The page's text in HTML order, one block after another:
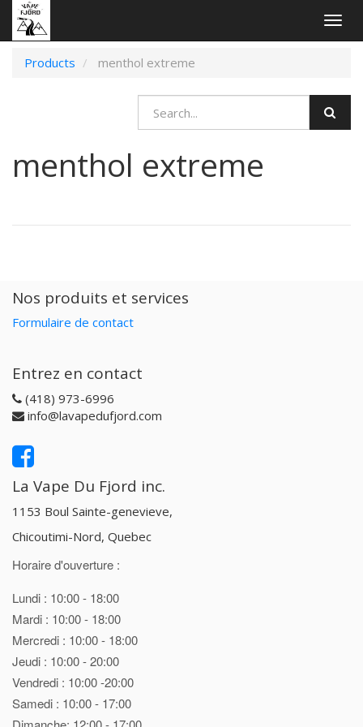
Products
menthol extreme
menthol extreme
Nos produits et services
Formulaire de contact
Entrez en contact
(418) 973-6996
info@lavapedufjord.com
La Vape Du Fjord inc.
1153 Boul Sainte-genevieve,
Chicoutimi-Nord, Quebec
Horaire d'ouverture :
Lundi : 10:00 - 18:00
Mardi : 10:00 - 18:00
Mercredi : 10:00 - 18:00
Jeudi : 10:00 - 20:00
Vendredi : 10:00 -20:00
Samedi : 10:00 - 17:00